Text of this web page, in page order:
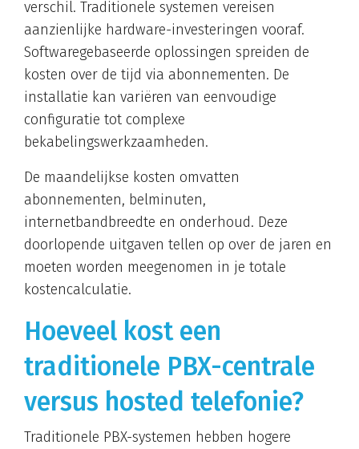
verschil. Traditionele systemen vereisen
aanzienlijke hardware-investeringen vooraf.
Softwaregebaseerde oplossingen spreiden de
kosten over de tijd via abonnementen. De
installatie kan variëren van eenvoudige
configuratie tot complexe
bekabelingswerkzaamheden.
De maandelijkse kosten omvatten
abonnementen, belminuten,
internetbandbreedte en onderhoud. Deze
doorlopende uitgaven tellen op over de jaren en
moeten worden meegenomen in je totale
kostencalculatie.
Hoeveel kost een
traditionele PBX-centrale
versus hosted telefonie?
Traditionele PBX-systemen hebben hogere